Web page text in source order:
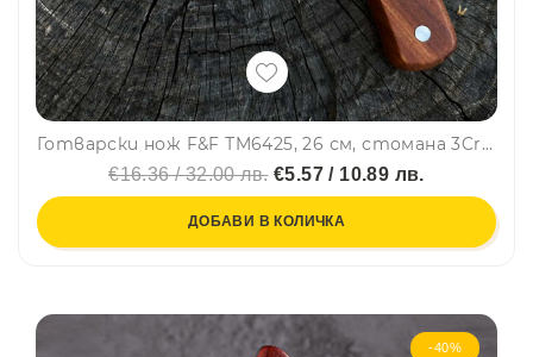
Готварски нож F&F ТM6425, 26 см, стомана 3Cr13- за кухнята, лов, къмпинг и дране
€16.36 / 32.00 лв.€5.57 / 10.89 лв.
ДОБАВИ В КОЛИЧКА
-40%